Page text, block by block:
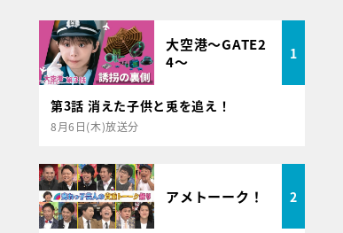
大空港～GATE2
4～
1
第3話 消えた子供と兎を追え！
8月6日(木)放送分
アメトーーク！ 2